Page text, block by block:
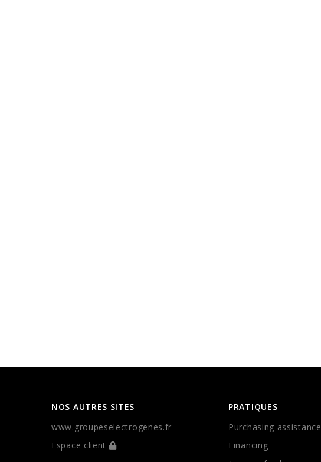
NOS AUTRES SITES
www.groupeselectrogenes.fr
Espace client
PRATIQUES
Purchasing assistance
Financing